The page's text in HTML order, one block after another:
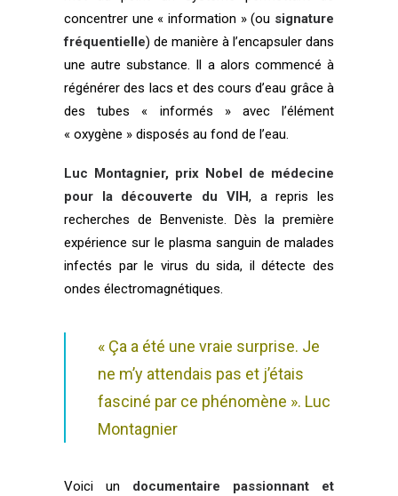
concentrer une « information » (ou signature
fréquentielle) de manière à l’encapsuler dans
une autre substance. Il a alors commencé à
régénérer des lacs et des cours d’eau grâce à
des tubes « informés » avec l’élément
« oxygène » disposés au fond de l’eau.
Luc Montagnier, prix Nobel de médecine
pour la découverte du VIH, a repris les
recherches de Benveniste. Dès la première
expérience sur le plasma sanguin de malades
infectés par le virus du sida, il détecte des
ondes électromagnétiques.
« Ça a été une vraie surprise. Je
ne m’y attendais pas et j’étais
fasciné par ce phénomène ». Luc
Montagnier
Voici un documentaire passionnant et